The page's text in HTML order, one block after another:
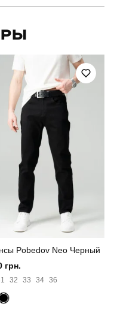
для повсякденного носіння
повсякденний
100% поліестер
Pobedov Neo Черный
грн.
32 33 34 36